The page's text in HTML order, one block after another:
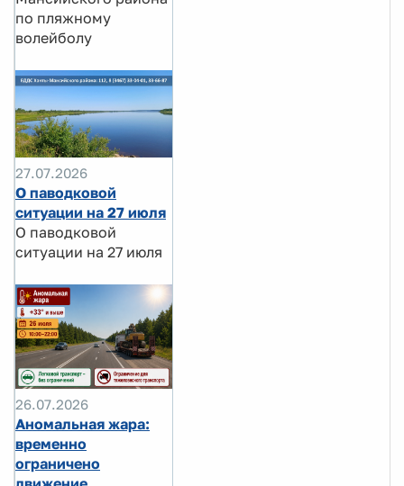
по пляжному
волейболу
27.07.2026
О паводковой
ситуации на 27 июля
О паводковой
ситуации на 27 июля
26.07.2026
Аномальная жара:
временно
ограничено